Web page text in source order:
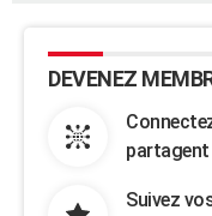
DEVENEZ
Suivez